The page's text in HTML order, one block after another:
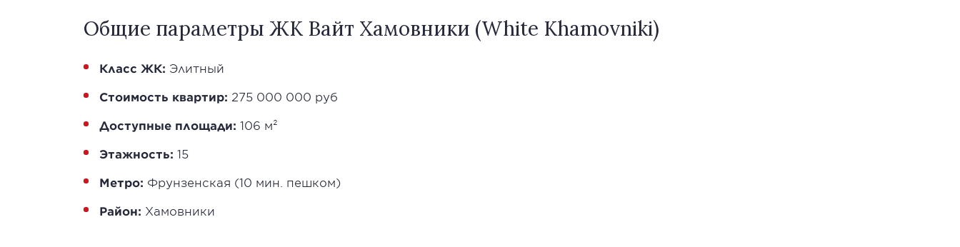
Общие параметры ЖК Вайт Хамовники (White Khamovniki)
Класс ЖК: Элитный
Стоимость квартир: 275 000 000 руб
Доступные площади: 106 м²
Этажность: 15
Метро: Фрунзенская (10 мин. пешком)
Район: Хамовники